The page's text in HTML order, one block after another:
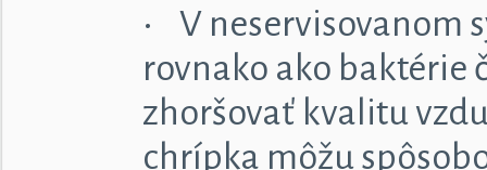
• V neservisovanom
rovnako ako baktérie
zhoršovať kvalitu
chrípka môžu